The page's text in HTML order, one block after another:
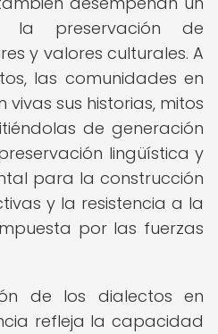
preservación de
y valores culturales. A
las comunidades en
vivas sus historias, mitos
de generación
lingüística y
para la construcción
y la resistencia a la
por las fuerzas
de los dialectos en
refleja la capacidad